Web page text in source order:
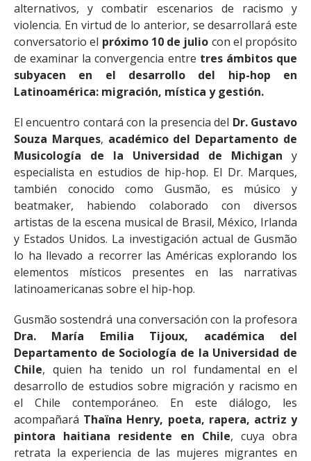
alternativos, y combatir escenarios de racismo y
violencia. En virtud de lo anterior, se desarrollará este
conversatorio el próximo 10 de julio con el propósito
de examinar la convergencia entre tres ámbitos que
subyacen en el desarrollo del hip-hop en
Latinoamérica: migración, mística y gestión.
El encuentro contará con la presencia del Dr. Gustavo
Souza Marques, académico del Departamento de
Musicología de la Universidad de Michigan y
especialista en estudios de hip-hop. El Dr. Marques,
también conocido como Gusmão, es músico y
beatmaker, habiendo colaborado con diversos
artistas de la escena musical de Brasil, México, Irlanda
y Estados Unidos. La investigación actual de Gusmão
lo ha llevado a recorrer las Américas explorando los
elementos místicos presentes en las narrativas
latinoamericanas sobre el hip-hop.
Gusmão sostendrá una conversación con la profesora
Dra. María Emilia Tijoux, académica del
Departamento de Sociología de la Universidad de
Chile, quien ha tenido un rol fundamental en el
desarrollo de estudios sobre migración y racismo en
el Chile contemporáneo. En este diálogo, les
acompañará Thaïna Henry, poeta, rapera, actriz y
pintora haitiana residente en Chile, cuya obra
retrata la experiencia de las mujeres migrantes en